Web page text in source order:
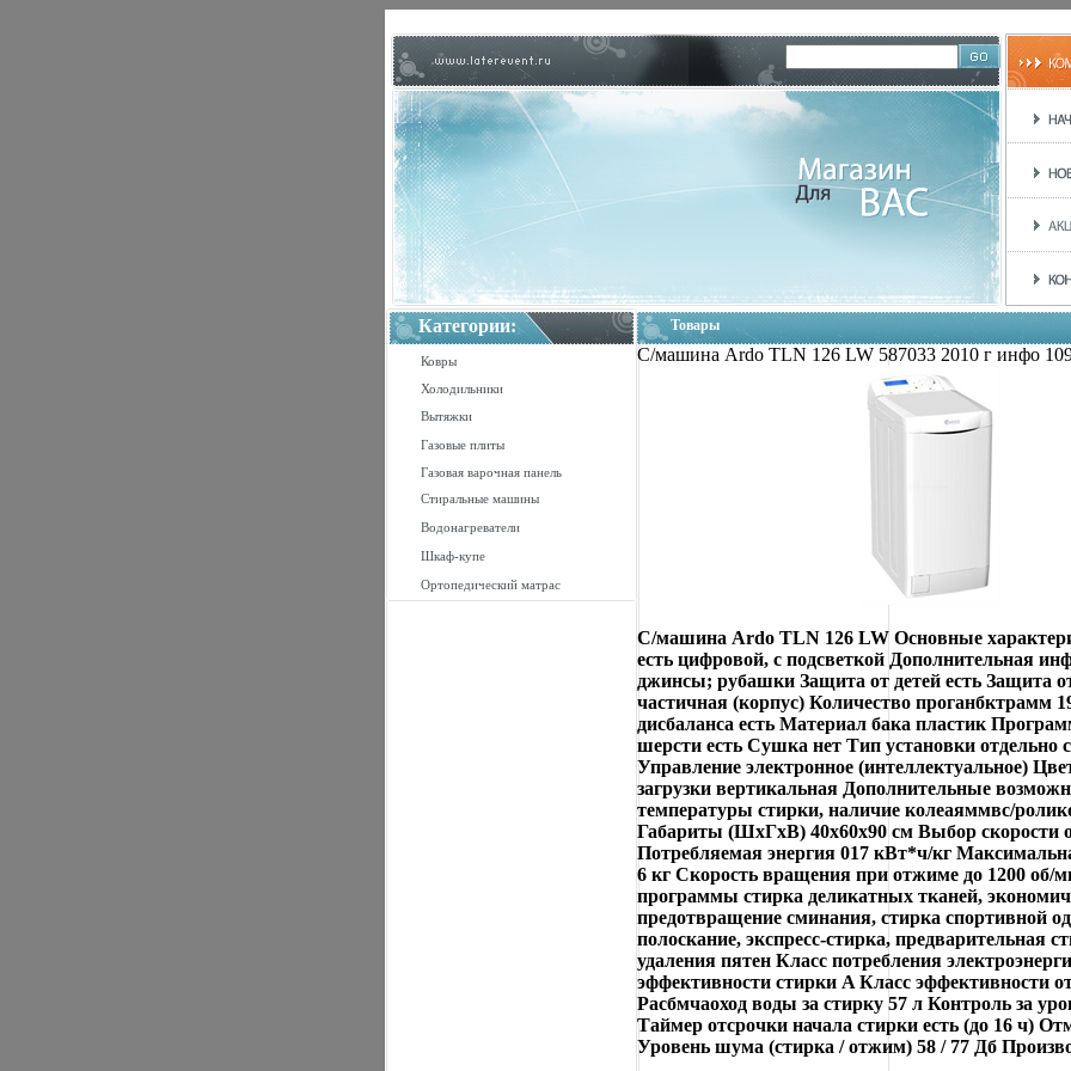
Категории:
Ковры
Холодильники
Вытяжки
Газовые плиты
Газовая варочная панель
Стиральные машины
Водонагреватели
Шкаф-купе
Ортопедический матрас
Товары
С/машина Ardo TLN 126 LW 587033 2010 г инфо
С/машина Ardo TLN 126 LW Основные
есть цифровой, с подсветкой Дополнительная
джинсы; рубашки Защита от детей есть Защита
частичная (корпус) Количество проганбктрамм
дисбаланса есть Материал бака пластик
шерсти есть Сушка нет Тип установки отдельно
Управление электронное (интеллектуальное)
загрузки вертикальная Дополнительные
температуры стирки, наличие колеаяммвс/
Габариты (ШxГxВ) 40x60x90 см Выбор скорости
Потребляемая энергия 017 кВт*ч/кг
6 кг Скорость вращения при отжиме до 1200 об/
программы стирка деликатных тканей,
предотвращение сминания, стирка спортивной
полоскание, экспресс-стирка, предварительная
удаления пятен Класс потребления
эффективности стирки A Класс эффективности
Расбмчаоход воды за стирку 57 л Контроль за
Таймер отсрочки начала стирки есть (до 16 ч)
Уровень шума (стирка / отжим) 58 / 77 Дб